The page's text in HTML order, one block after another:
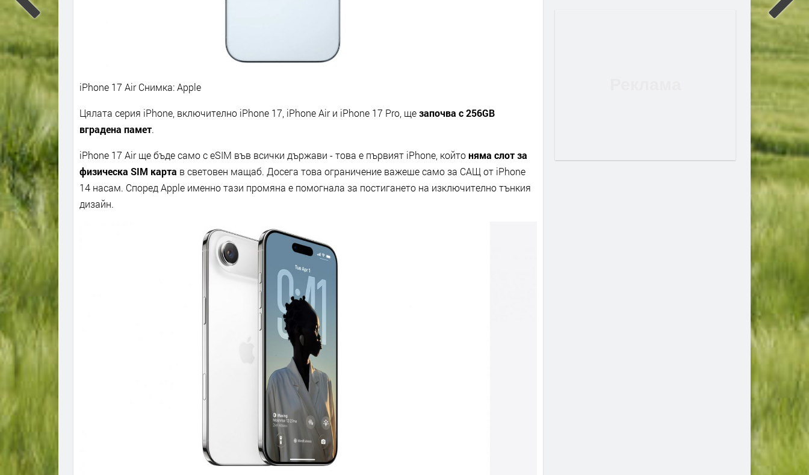
iPhone 17 Air Снимка: Apple
Цялата серия iPhone, включително iPhone 17, iPhone Air и iPhone 17 Pro, щезапочва с 256GB
вградена памет.
iPhone 17 Air ще бъде само с eSIM във всички държави - това е първият iPhone, койтоняма слот за
физическа SIM карта в световен мащаб. Досега това ограничение важеше само за САЩ от iPhone
14 насам. Според Apple именно тази промяна е помогнала за постигането на изключително тънкия
дизайн.